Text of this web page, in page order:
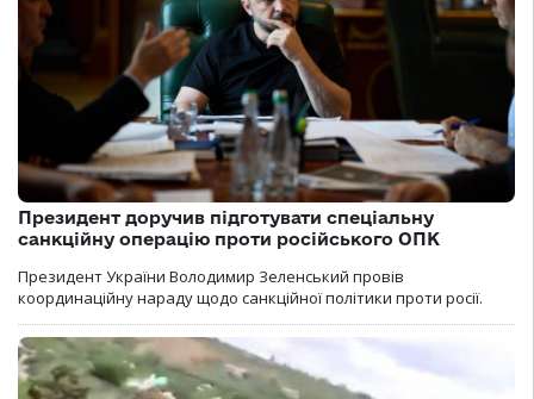
Президент доручив підготувати спеціальну
санкційну операцію проти російського ОПК
Президент України Володимир Зеленський провів
координаційну нараду щодо санкційної політики проти росії.